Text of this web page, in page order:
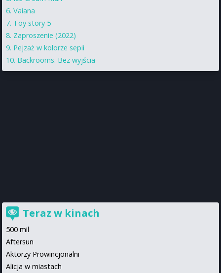
Vaiana
Toy story 5
Zaproszenie (2022)
Pejzaż w kolorze sepii
Backrooms. Bez wyjścia
Teraz w kinach
500 mil
Aftersun
Aktorzy Prowincjonalni
Alicja w miastach